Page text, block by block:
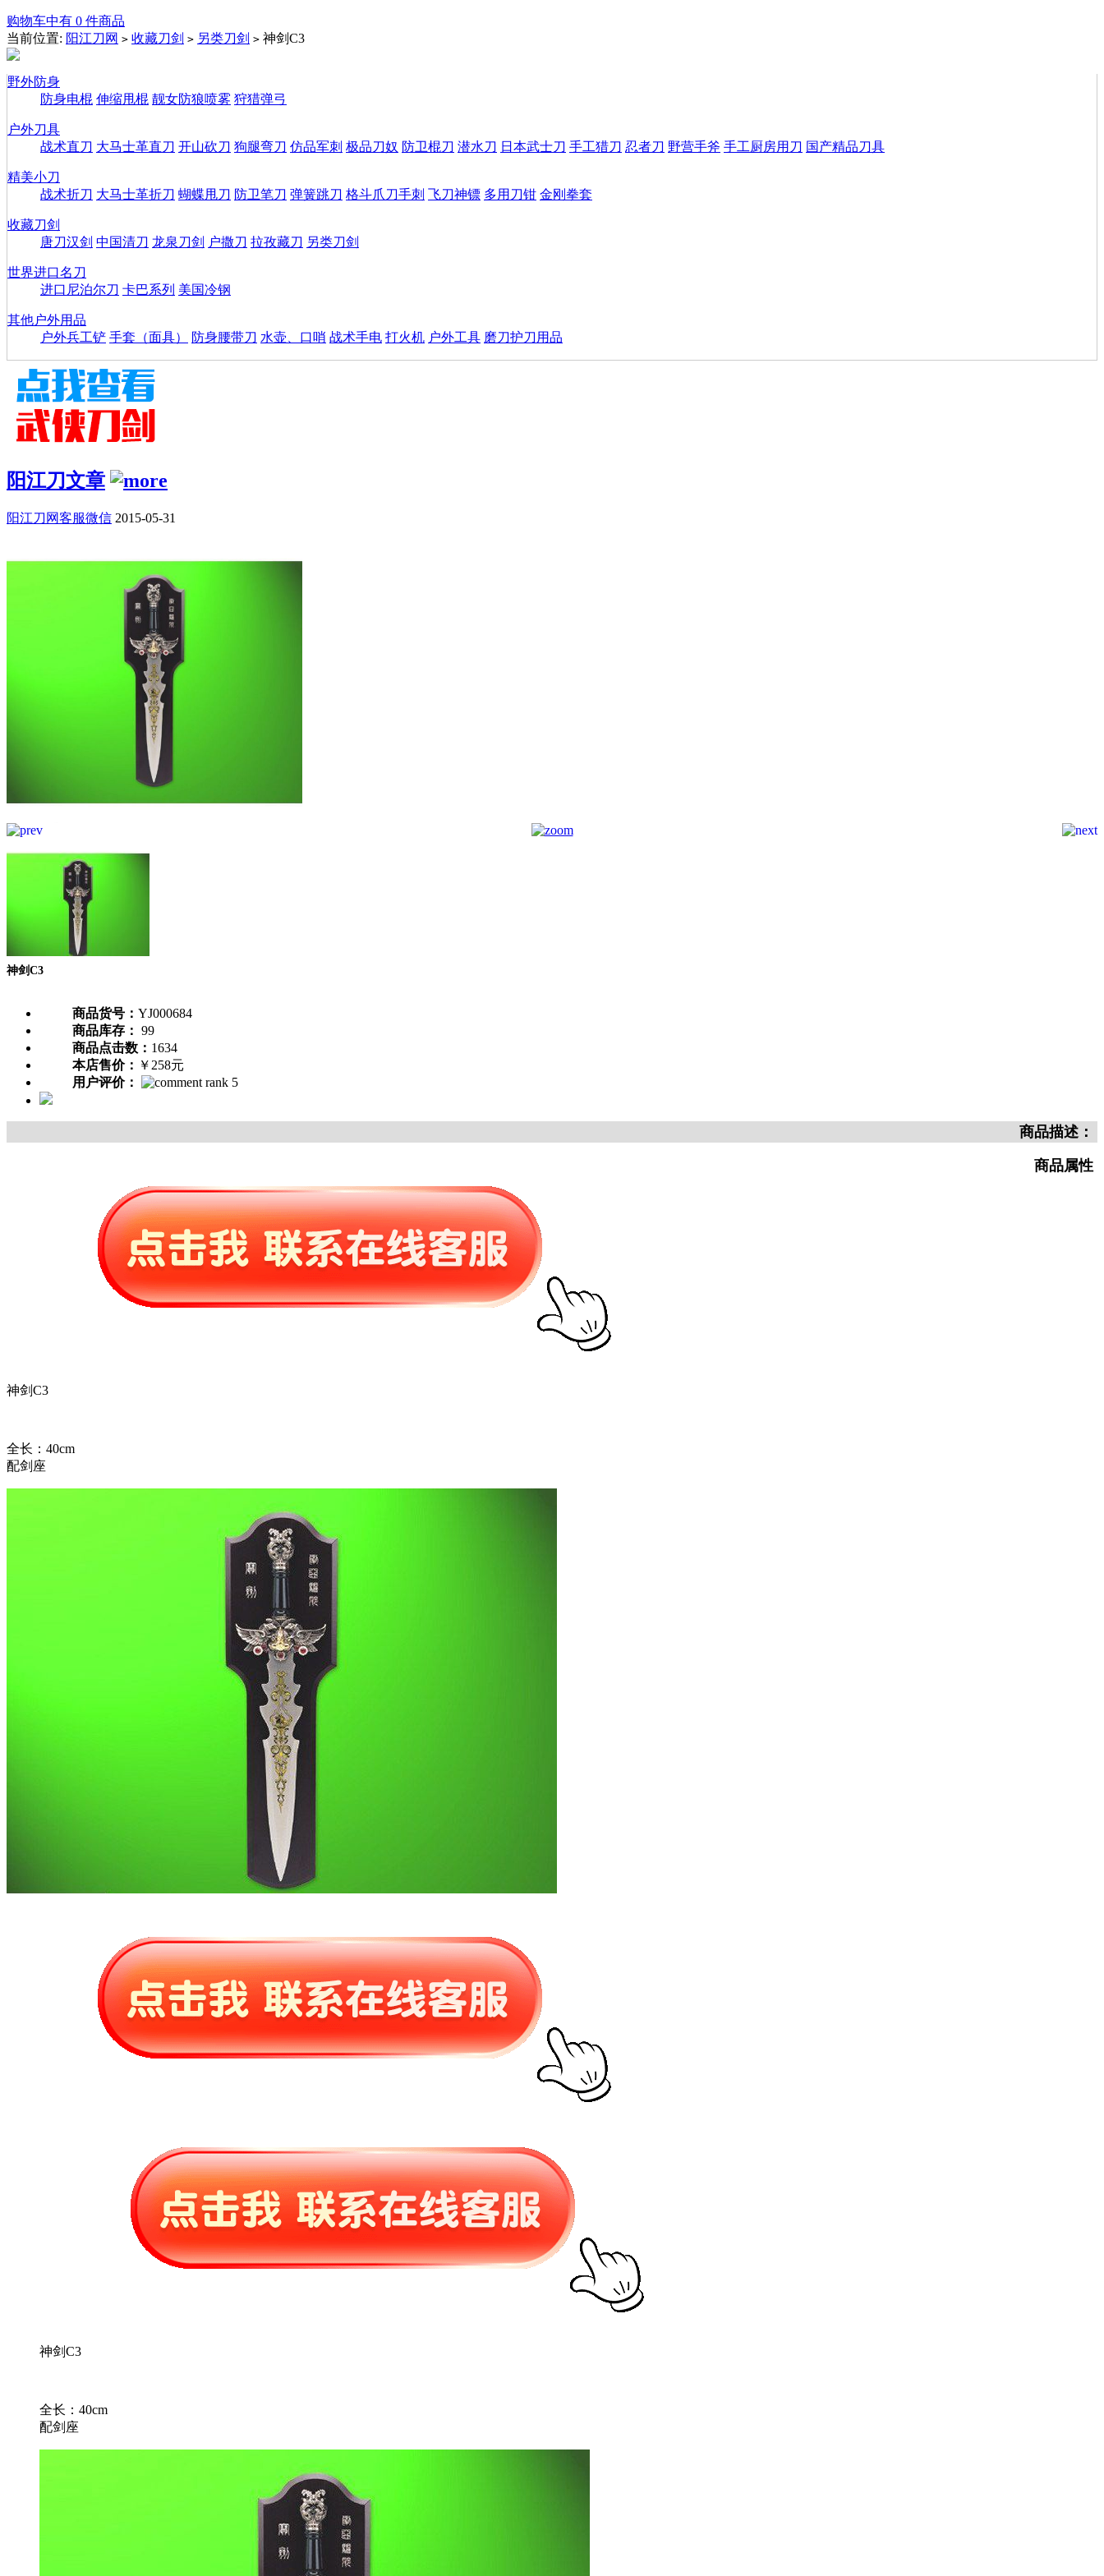
购物车中有 0 件商品
当前位置: 阳江刀网 > 收藏刀剑 > 另类刀剑 > 神剑C3
野外防身
防身电棍 伸缩甩棍 靓女防狼喷雾 狩猎弹弓
户外刀具
战术直刀 大马士革直刀 开山砍刀 狗腿弯刀 仿品军刺 极品刀奴 防卫棍刀 潜水刀 日本武士刀 手工猎刀 忍者刀 野营手斧 手工厨房用刀 国产精品刀具
精美小刀
战术折刀 大马士革折刀 蝴蝶甩刀 防卫笔刀 弹簧跳刀 格斗爪刀手刺 飞刀神镖 多用刀钳 金刚拳套
收藏刀剑
唐刀汉剑 中国清刀 龙泉刀剑 户撒刀 拉孜藏刀 另类刀剑
世界进口名刀
进口尼泊尔刀 卡巴系列 美国冷钢
其他户外用品
户外兵工铲 手套（面具） 防身腰带刀 水壶、口哨 战术手电 打火机 户外工具 磨刀护刀用品
阳江刀文章
阳江刀网客服微信 2015-05-31
神剑C3
商品货号： YJ000684
商品库存： 99
商品点击数： 1634
本店售价： ￥258元
用户评价：
商品描述：
商品属性
神剑C3
全长：40cm
配剑座
神剑C3
全长：40cm
配剑座